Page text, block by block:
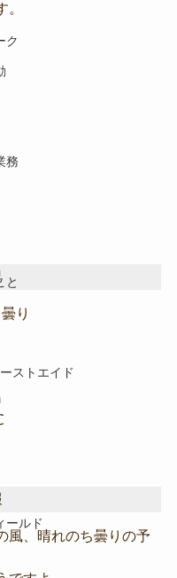
ク
務
と
ストエイド
ールド
り
風、晴れのち曇りの予